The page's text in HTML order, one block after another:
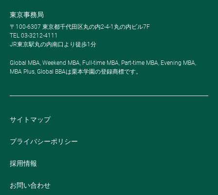
東京事務局
〒100-6307 東京都千代田区丸の内2-4-1丸の内ビル7F
TEL 03-3212-4111
JR東京駅丸の内南口より徒歩1分
Global MBA, Weekend MBA, Full-time MBA, Part-time MBA, Evening MBA,
MBA Plus, Global BBAは栗本学園の登録商標です。
サイトマップ
プライバシーポリシー
採用情報
お問い合わせ